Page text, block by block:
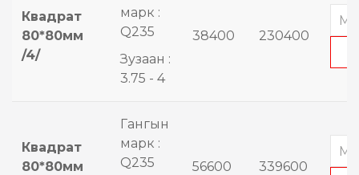
Квадрат
80*80мм
/4/
марк :
Q235
Зузаан :
3.75 - 4
38400 230400
Квадрат
80*80мм
Гангын
марк :
Q235
56600 339600